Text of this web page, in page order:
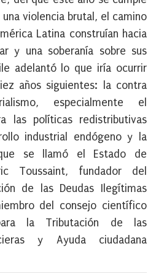
violencia brutal, el camino
Latina construían hacia
y una soberanía sobre sus
adelantó lo que iría ocurrir
años siguientes: la contra
especialmente el
las políticas redistributivas
industrial endógeno y la
se llamó el Estado de
Toussaint, fundador del
de las Deudas Ilegítimas
del consejo científico
la Tributación de las
y Ayuda ciudadana